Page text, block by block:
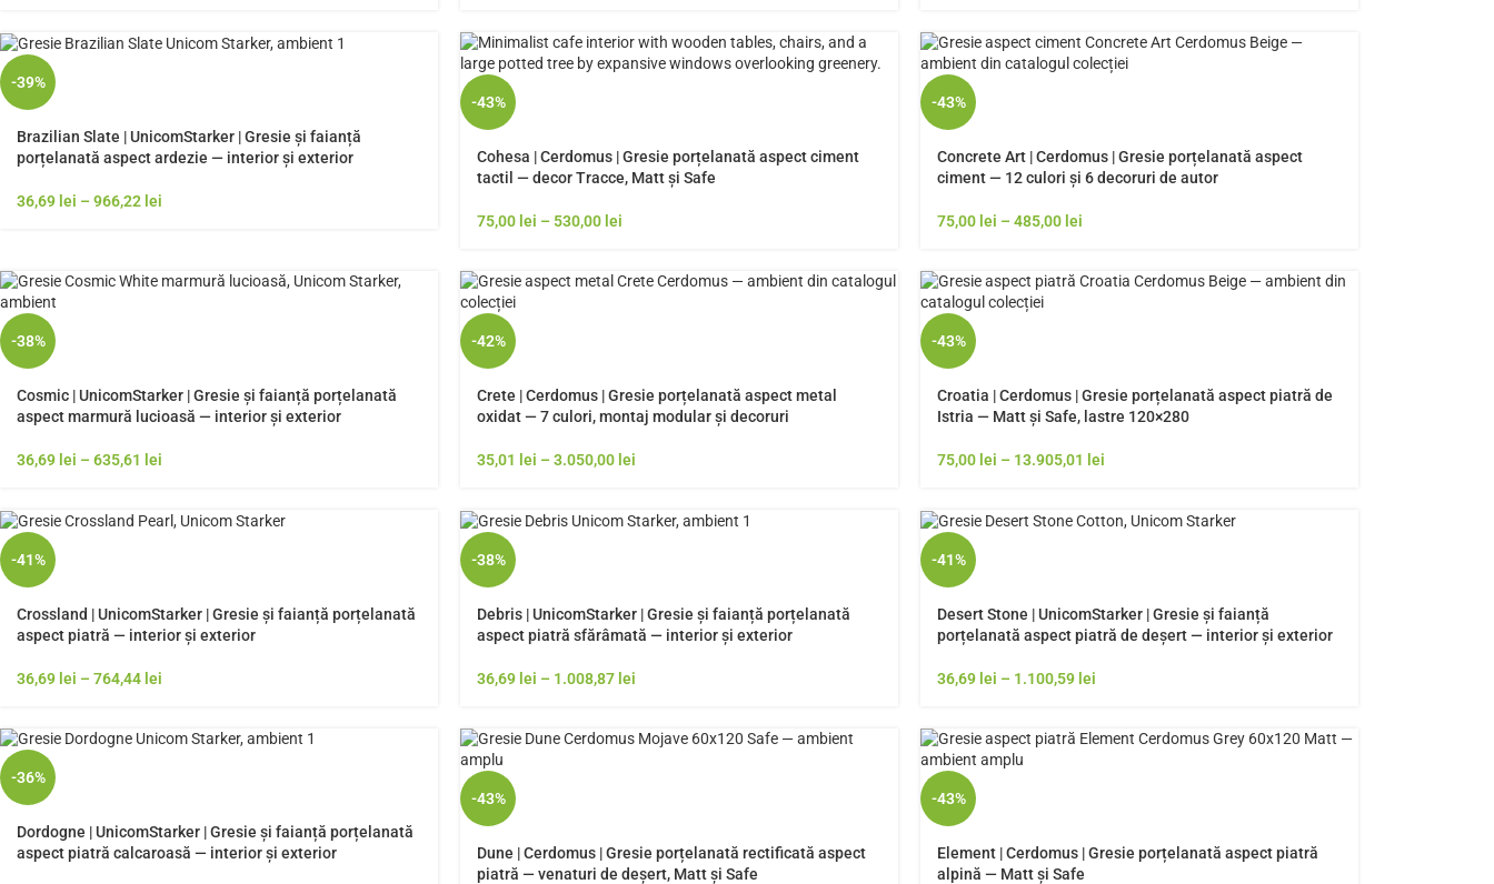
-39%
Brazilian Slate | UnicomStarker | Gresie și faianță
porțelanată aspect ardezie — interior și exterior
36,69 lei – 966,22 lei
-43%
Cohesa | Cerdomus | Gresie porțelanată aspect ciment
tactil — decor Tracce, Matt și Safe
75,00 lei – 530,00 lei
-43%
Concrete Art | Cerdomus | Gresie porțelanată aspect
ciment — 12 culori și 6 decoruri de autor
75,00 lei – 485,00 lei
-38%
Cosmic | UnicomStarker | Gresie și faianță porțelanată
aspect marmură lucioasă — interior și exterior
36,69 lei – 635,61 lei
-42%
Crete | Cerdomus | Gresie porțelanată aspect metal
oxidat — 7 culori, montaj modular și decoruri
35,01 lei – 3.050,00 lei
-43%
Croatia | Cerdomus | Gresie porțelanată aspect piatră de
Istria — Matt și Safe, lastre 120×280
75,00 lei – 13.905,01 lei
-41%
Crossland | UnicomStarker | Gresie și faianță porțelanată
aspect piatră — interior și exterior
36,69 lei – 764,44 lei
-38%
Debris | UnicomStarker | Gresie și faianță porțelanată
aspect piatră sfărâmată — interior și exterior
36,69 lei – 1.008,87 lei
-41%
Desert Stone | UnicomStarker | Gresie și faianță
porțelanată aspect piatră de deșert — interior și exterior
36,69 lei – 1.100,59 lei
-36%
Dordogne | UnicomStarker | Gresie și faianță porțelanată
aspect piatră calcaroasă — interior și exterior
-43%
Dune | Cerdomus | Gresie porțelanată rectificată aspect
piatră — venaturi de deșert, Matt și Safe
-43%
Element | Cerdomus | Gresie porțelanată aspect piatră
alpină — Matt și Safe